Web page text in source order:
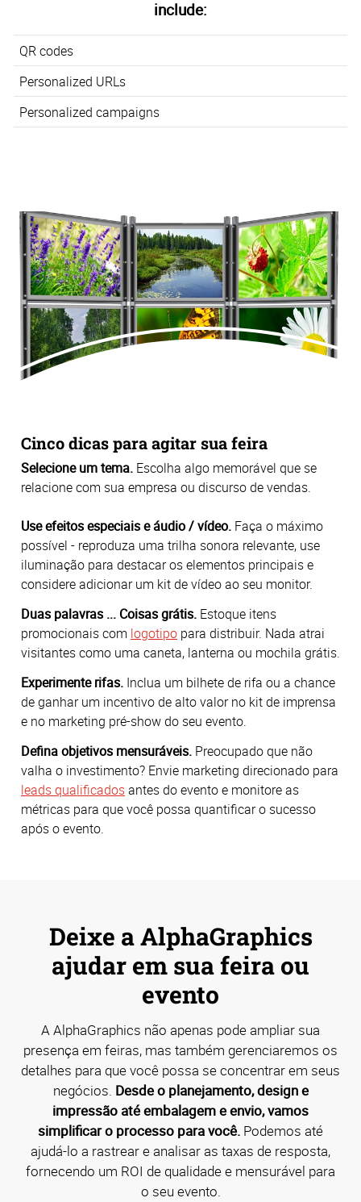
include:
QR codes
Personalized URLs
Personalized campaigns
Cinco dicas para agitar sua feira
Selecione um tema. Escolha algo memorável que se
relacione com sua empresa ou discurso de vendas.
Use efeitos especiais e áudio / vídeo. Faça o máximo
possível - reproduza uma trilha sonora relevante, use
iluminação para destacar os elementos principais e
considere adicionar um kit de vídeo ao seu monitor.
Duas palavras ... Coisas grátis. Estoque itens
promocionais com logotipo para distribuir. Nada atrai
visitantes como uma caneta, lanterna ou mochila grátis.
Experimente rifas. Inclua um bilhete de rifa ou a chance
de ganhar um incentivo de alto valor no kit de imprensa
e no marketing pré-show do seu evento.
Defina objetivos mensuráveis. Preocupado que não
valha o investimento? Envie marketing direcionado para
leads qualificadosantes do evento e monitore as
métricas para que você possa quantificar o sucesso
após o evento.
Deixe a AlphaGraphics
ajudar em sua feira ou
evento
A AlphaGraphics não apenas pode ampliar sua
presença em feiras, mas também gerenciaremos os
detalhes para que você possa se concentrar em seus
negócios. Desde o planejamento, design e
impressão até embalagem e envio, vamos
simplificar o processo para você. Podemos até
ajudá-lo a rastrear e analisar as taxas de resposta,
fornecendo um ROI de qualidade e mensurável para
o seu evento.